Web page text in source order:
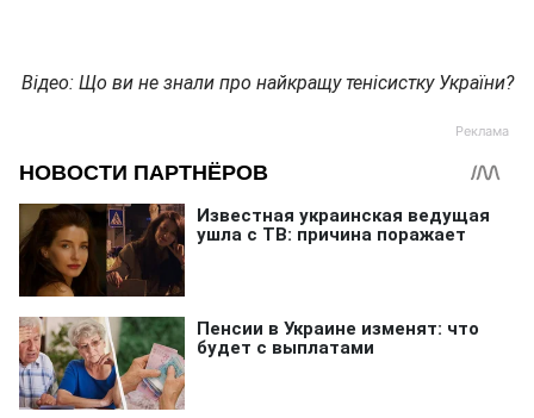
Відео: Що ви не знали про найкращу тенісистку України?